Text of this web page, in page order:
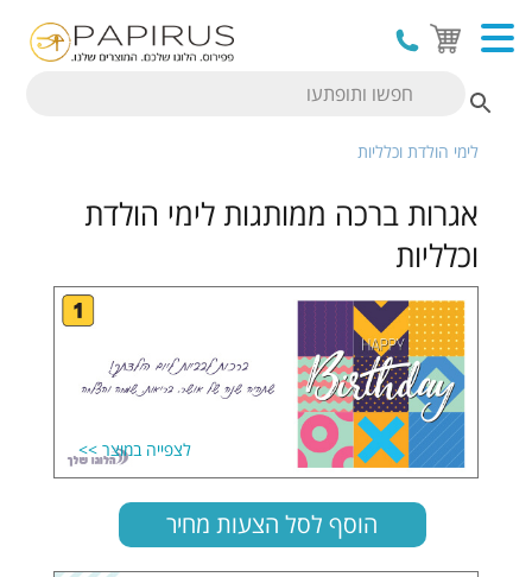
לימי הולדת וכלליות
אגרות ברכה ממותגות לימי הולדת
וכלליות
הוסף לסל הצעות מחיר